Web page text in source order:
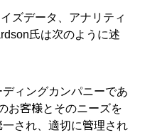
ズデータ、アナリティ
氏は次のように述
ディングカンパニーであ
お客様とそのニーズを
され、適切に管理され